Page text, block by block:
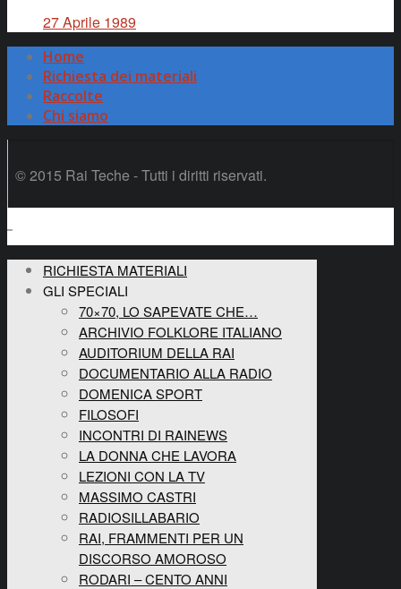
27 Aprile 1989
Home
Richiesta dei materiali
Raccolte
Chi siamo
© 2015 Rai Teche - Tutti i diritti riservati.
RICHIESTA MATERIALI
GLI SPECIALI
70×70, LO SAPEVATE CHE…
ARCHIVIO FOLKLORE ITALIANO
AUDITORIUM DELLA RAI
DOCUMENTARIO ALLA RADIO
DOMENICA SPORT
FILOSOFI
INCONTRI DI RAINEWS
LA DONNA CHE LAVORA
LEZIONI CON LA TV
MASSIMO CASTRI
RADIOSILLABARIO
RAI, FRAMMENTI PER UN
DISCORSO AMOROSO
RODARI – CENTO ANNI